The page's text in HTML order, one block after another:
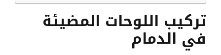
تركيب اللوحات المضيئة
في الدمام